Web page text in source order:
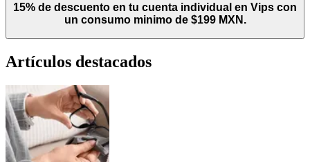
15% de descuento en tu cuenta individual en Vips con
un consumo minimo de $199 MXN.
Artículos destacados